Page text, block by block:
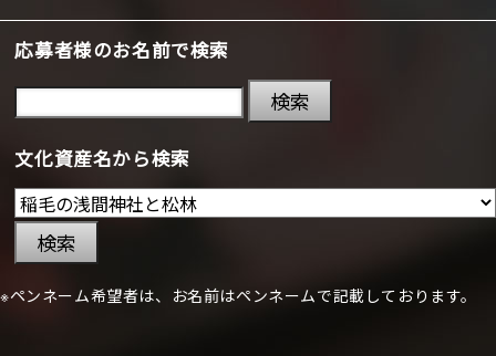
応募者様のお名前で検索
検索
文化資産名から検索
検索
※ペンネーム希望者は、お名前はペンネームで記載しております。